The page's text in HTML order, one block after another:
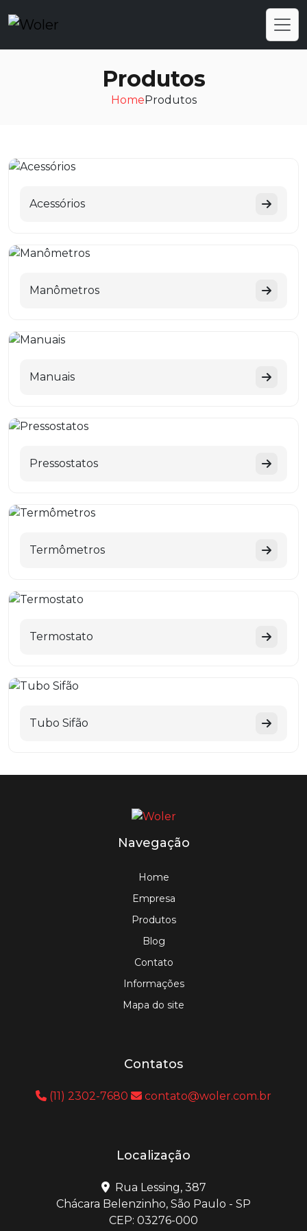
Produtos
HomeProdutos
Acessórios
Manômetros
Manuais
Pressostatos
Termômetros
Termostato
Tubo Sifão
Navegação
Home
Empresa
Produtos
Blog
Contato
Informações
Mapa do site
Contatos
(11) 2302-7680 contato@woler.com.br
Localização
Rua Lessing, 387
Chácara Belenzinho, São Paulo - SP
CEP: 03276-000